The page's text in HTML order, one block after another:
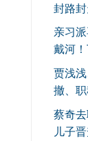
封路
亲习
戴河
贾浅
撤、
蔡奇
儿子